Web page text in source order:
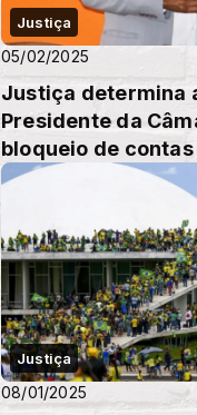
Justiça
05/02/2025
Justiça determina
Presidente da
bloqueio de
Justiça
08/01/2025